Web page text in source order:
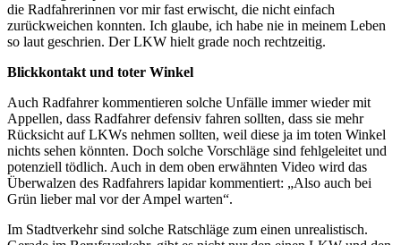
die Radfahrerinnen vor mir fast erwischt, die nicht einfach
zurückweichen konnten. Ich glaube, ich habe nie in meinem Leben
so laut geschrien. Der LKW hielt grade noch rechtzeitig.
Blickkontakt und toter Winkel
Auch Radfahrer kommentieren solche Unfälle immer wieder mit
Appellen, dass Radfahrer defensiv fahren sollten, dass sie mehr
Rücksicht auf LKWs nehmen sollten, weil diese ja im toten Winkel
nichts sehen könnten. Doch solche Vorschläge sind fehlgeleitet und
potenziell tödlich. Auch in dem oben erwähnten Video wird das
Überwalzen des Radfahrers lapidar kommentiert: „Also auch bei
Grün lieber mal vor der Ampel warten“.
Im Stadtverkehr sind solche Ratschläge zum einen unrealistisch.